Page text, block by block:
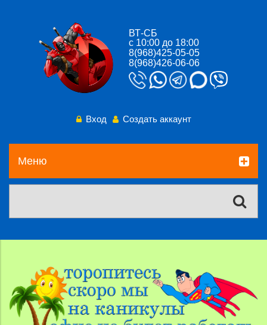
ВТ-СБ
с 10:00 до 18:00
8(968)425-05-05
8(968)426-06-06
Вход Создать аккаунт
Меню